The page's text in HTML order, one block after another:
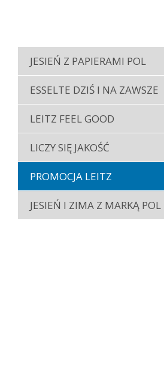
JESIEŃ Z PAPIERAMI POL
ESSELTE DZIŚ I NA ZAWSZE
LEITZ FEEL GOOD
LICZY SIĘ JAKOŚĆ
PROMOCJA LEITZ
JESIEŃ I ZIMA Z MARKĄ POL